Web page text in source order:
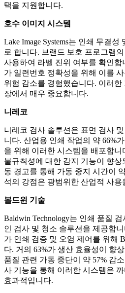
택을 지원합니다.
호수 이미지 시스템
Lake Image Systems는 인쇄 무결
로 합니다. 브랜드 보호 프로그램
사용하여 라벨 진위 여부를 확인합
가 일련번호 정확성을 위해 이를
위험 감소를 경험했습니다. 이러한
장에서 매우 중요합니다.
니레코
니레코 검사 솔루션은 표면 검사
니다. 산업용 인쇄 작업의 약 66%
을 위해 이러한 시스템을 배포합니
불규칙성에 대한 감지 기능이 향
동 경고를 통해 가동 중지 시간이
석의 강점은 광범위한 산업적 사용
볼드윈 기술
Baldwin Technology는 인쇄 품질
인 검사 및 청소 솔루션을 제공합
가 인쇄 검증 및 오염 제어를 위해
다. 거의 63%가 생산 효율성이 향
품질 관련 가동 중단이 약 57% 감
사 기능을 통해 이러한 시스템은
효과적입니다.